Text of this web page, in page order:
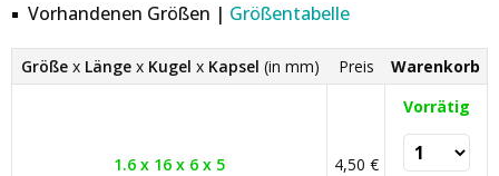
Vorhandenen Größen | Größentabelle
Größe x Länge x Kugel x Kapsel (in mm) Preis Warenkorb
1.6 x 16 x 6 x 5 4,50 €
Vorrätig